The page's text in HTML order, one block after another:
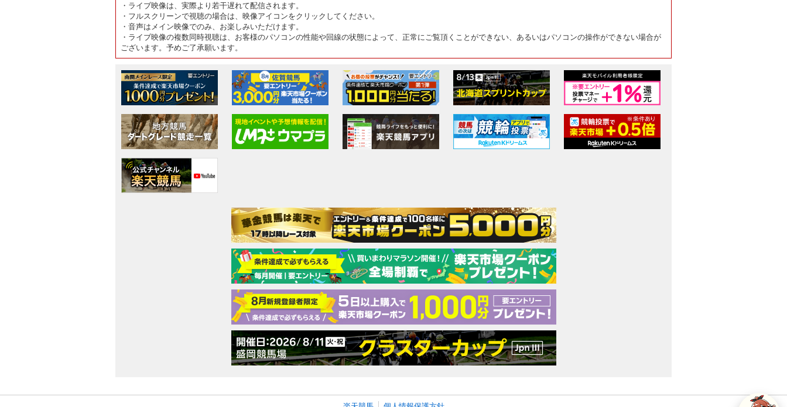
・ライブ映像は、実際より若干遅れて配信されます。
・フルスクリーンで視聴の場合は、映像アイコンをクリックしてください。
・音声はメイン映像でのみ、お楽しみいただけます。
・ライブ映像の複数同時視聴は、お客様のパソコンの性能や回線の状態によって、正常にご覧頂くことができない、あるいはパソコンの操作ができない場合が
ございます。予めご了承願います。